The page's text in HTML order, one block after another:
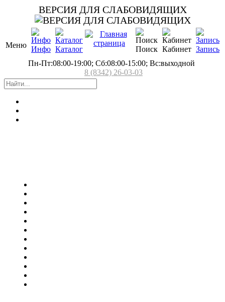
ВЕРСИЯ ДЛЯ СЛАБОВИДЯЩИХ
Меню Инфо Каталог Поиск Кабинет Запись
Пн-Пт:08:00-19:00; Сб:08:00-15:00; Вс:выходной
8 (8342) 26-03-03